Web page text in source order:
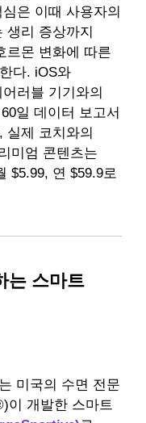
은 이때 사용자의
생리 증상까지
르몬 변화에 따른
다. iOS와
러블 기기와의
일 데이터 보고서
실제 코치와의
미엄 콘텐츠는
$5.99, 연 $59.9로
는 스마트
미국의 수면 전문
이 개발한 스마트